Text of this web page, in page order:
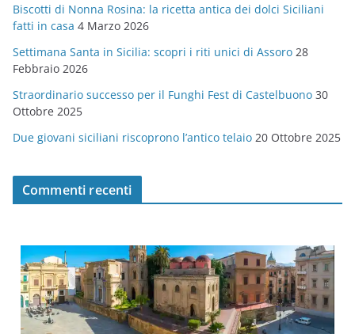
i
e
Biscotti di Nonna Rosina: la ricetta antica dei dolci Siciliani
fatti in casa 4 Marzo 2026
Settimana Santa in Sicilia: scopri i riti unici di Assoro 28
Febbraio 2026
Straordinario successo per il Funghi Fest di Castelbuono 30
Ottobre 2025
Due giovani siciliani riscoprono l’antico telaio 20 Ottobre 2025
Commenti recenti